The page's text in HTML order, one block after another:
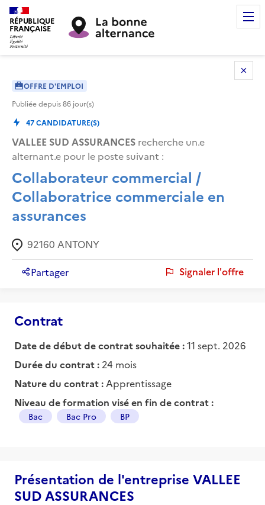
RÉPUBLIQUE
FRANÇAISE
OFFRE D'EMPLOI
Publiée depuis86 jour(s)
47CANDIDATURE(S)
VALLEE SUD ASSURANCES recherche un.e
alternant.e pour le poste suivant :
Collaborateur commercial /
Collaboratrice commerciale en
assurances
92160 ANTONY
Partager Signaler l'offre
Contrat
Date de début de contrat souhaitée :11 sept. 2026
Durée du contrat : 24 mois
Nature du contrat : Apprentissage
Niveau de formation visé en fin de contrat :
Bac Bac Pro BP
Présentation de l'entreprise VALLEE
SUD ASSURANCES